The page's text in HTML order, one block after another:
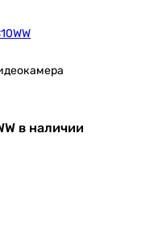
в наличии